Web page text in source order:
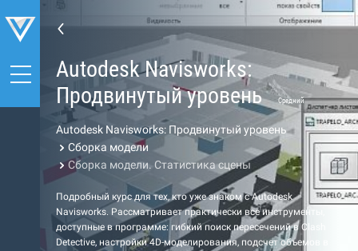
Autodesk Navisworks:
Продвинутый уровень
Средний
Autodesk Navisworks: Продвинутый уровень
Сборка модели
Сборка модели. Статистика сцены
Подробный курс для тех, кто уже знаком с Autodesk
Navisworks. Рассматривает практически все инструменты,
доступные в программе: гибкий поиск пересечений в Clash
Detective, настройки 4D-моделирования, подсчет объемов в